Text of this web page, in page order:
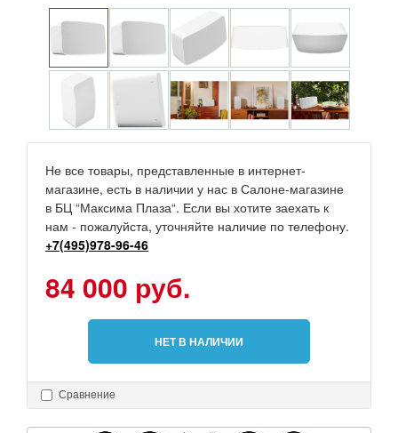
Не все товары, представленные в интернет-
магазине, есть в наличии у нас в Салоне-магазине
в БЦ “Максима Плаза“. Если вы хотите заехать к
нам - пожалуйста, уточняйте наличие по телефону.
+7(495)978-96-46
84 000 руб.
НЕТ В НАЛИЧИИ
Сравнение